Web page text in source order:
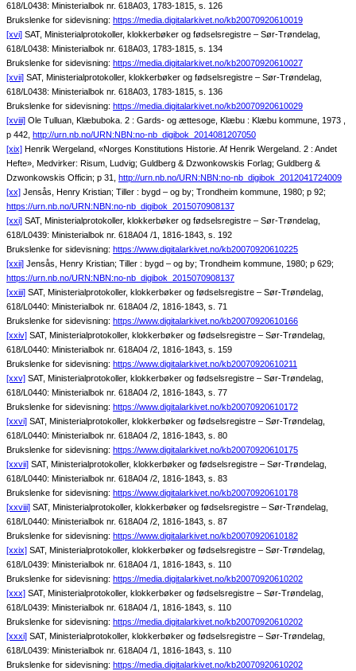
618/L0438: Ministerialbok nr. 618A03, 1783-1815, s. 126
Brukslenke for sidevisning: https://media.digitalarkivet.no/kb20070920610019
[xvi] SAT, Ministerialprotokoller, klokkerbøker og fødselsregistre – Sør-Trøndelag,
618/L0438: Ministerialbok nr. 618A03, 1783-1815, s. 134
Brukslenke for sidevisning: https://media.digitalarkivet.no/kb20070920610027
[xvii] SAT, Ministerialprotokoller, klokkerbøker og fødselsregistre – Sør-Trøndelag,
618/L0438: Ministerialbok nr. 618A03, 1783-1815, s. 136
Brukslenke for sidevisning: https://media.digitalarkivet.no/kb20070920610029
[xviii] Ole Tulluan, Klæbuboka. 2 : Gards- og ættesoge, Klæbu : Klæbu kommune, 1973 ,
p 442, http://urn.nb.no/URN:NBN:no-nb_digibok_2014081207050
[xix] Henrik Wergeland, «Norges Konstitutions Historie. Af Henrik Wergeland. 2 : Andet
Hefte», Medvirker: Risum, Ludvig; Guldberg & Dzwonkowskis Forlag; Guldberg &
Dzwonkowskis Officin; p 31, http://urn.nb.no/URN:NBN:no-nb_digibok_2012041724009
[xx] Jensås, Henry Kristian; Tiller : bygd – og by; Trondheim kommune, 1980; p 92;
https://urn.nb.no/URN:NBN:no-nb_digibok_2015070908137
[xxi] SAT, Ministerialprotokoller, klokkerbøker og fødselsregistre – Sør-Trøndelag,
618/L0439: Ministerialbok nr. 618A04 /1, 1816-1843, s. 192
Brukslenke for sidevisning: https://www.digitalarkivet.no/kb20070920610225
[xxii] Jensås, Henry Kristian; Tiller : bygd – og by; Trondheim kommune, 1980; p 629;
https://urn.nb.no/URN:NBN:no-nb_digibok_2015070908137
[xxiii] SAT, Ministerialprotokoller, klokkerbøker og fødselsregistre – Sør-Trøndelag,
618/L0440: Ministerialbok nr. 618A04 /2, 1816-1843, s. 71
Brukslenke for sidevisning: https://www.digitalarkivet.no/kb20070920610166
[xxiv] SAT, Ministerialprotokoller, klokkerbøker og fødselsregistre – Sør-Trøndelag,
618/L0440: Ministerialbok nr. 618A04 /2, 1816-1843, s. 159
Brukslenke for sidevisning: https://www.digitalarkivet.no/kb20070920610211
[xxv] SAT, Ministerialprotokoller, klokkerbøker og fødselsregistre – Sør-Trøndelag,
618/L0440: Ministerialbok nr. 618A04 /2, 1816-1843, s. 77
Brukslenke for sidevisning: https://www.digitalarkivet.no/kb20070920610172
[xxvi] SAT, Ministerialprotokoller, klokkerbøker og fødselsregistre – Sør-Trøndelag,
618/L0440: Ministerialbok nr. 618A04 /2, 1816-1843, s. 80
Brukslenke for sidevisning: https://www.digitalarkivet.no/kb20070920610175
[xxvii] SAT, Ministerialprotokoller, klokkerbøker og fødselsregistre – Sør-Trøndelag,
618/L0440: Ministerialbok nr. 618A04 /2, 1816-1843, s. 83
Brukslenke for sidevisning: https://www.digitalarkivet.no/kb20070920610178
[xxviii] SAT, Ministerialprotokoller, klokkerbøker og fødselsregistre – Sør-Trøndelag,
618/L0440: Ministerialbok nr. 618A04 /2, 1816-1843, s. 87
Brukslenke for sidevisning: https://www.digitalarkivet.no/kb20070920610182
[xxix] SAT, Ministerialprotokoller, klokkerbøker og fødselsregistre – Sør-Trøndelag,
618/L0439: Ministerialbok nr. 618A04 /1, 1816-1843, s. 110
Brukslenke for sidevisning: https://media.digitalarkivet.no/kb20070920610202
[xxx] SAT, Ministerialprotokoller, klokkerbøker og fødselsregistre – Sør-Trøndelag,
618/L0439: Ministerialbok nr. 618A04 /1, 1816-1843, s. 110
Brukslenke for sidevisning: https://media.digitalarkivet.no/kb20070920610202
[xxxi] SAT, Ministerialprotokoller, klokkerbøker og fødselsregistre – Sør-Trøndelag,
618/L0439: Ministerialbok nr. 618A04 /1, 1816-1843, s. 110
Brukslenke for sidevisning: https://media.digitalarkivet.no/kb20070920610202